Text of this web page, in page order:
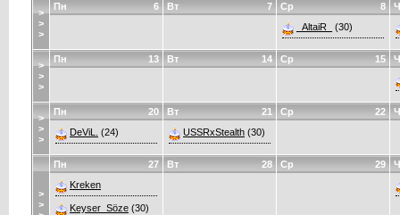
>
>
>
6
Пн 7
Вт 8
Ср
_AltaiR_
(30)
>
>
>
13
Пн 14
Вт 15
Ср
>
>
>
20
Пн
DeViL. (24)
21
Вт
USSRxStealth (30)
22
Ср
>
>
27
Пн
Kreken
Keyser_Söze (30)
28
Вт 29
Ср